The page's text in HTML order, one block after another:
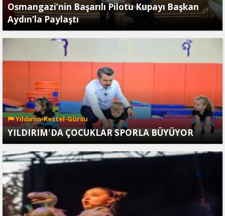
Osmangazi’nin Başarılı Pilotu Kupayı Başkan
Aydın’la Paylaştı
Yıldırım-Kestel-Gürsu
YILDIRIM'DA ÇOCUKLAR SPORLA BÜYÜYOR